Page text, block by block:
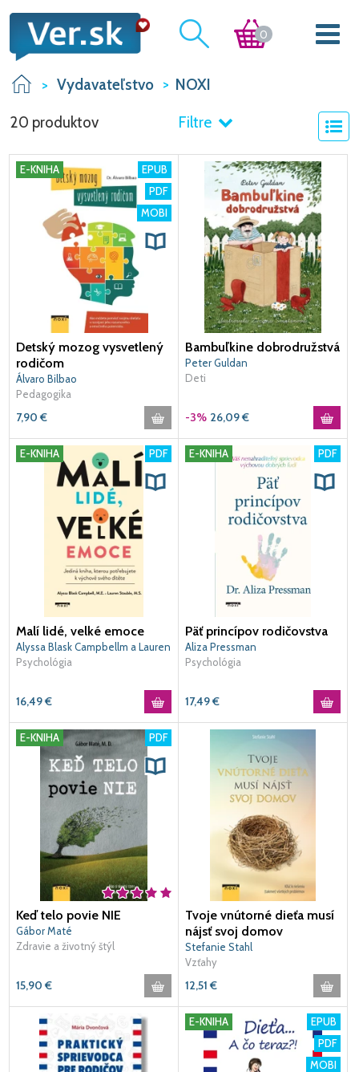
0
Vydavateľstvo NOXI
20 produktov Filtre
E-KNIHA
EPUB
PDF
MOBI
Detský mozog vysvetlený
rodičom
Álvaro Bilbao
Pedagogika
7,90 €
Bambuľkine dobrodružstvá
Peter Guldan
Deti
-3% 26,09€
E-KNIHA PDF
Malí lidé, velké emoce
Alyssa Blask Campbellm a Lauren
Elizabeth Stauble
Psychológia
16,49€
E-KNIHA PDF
Päť princípov rodičovstva
Aliza Pressman
Psychológia
17,49€
E-KNIHA PDF
Keď telo povie NIE
Gábor Maté
Zdravie a životný štýl
15,90 €
Tvoje vnútorné dieťa musí
nájsť svoj domov
Stefanie Stahl
Vzťahy
12,51 €
E-KNIHA
EPUB
PDF
MOBI